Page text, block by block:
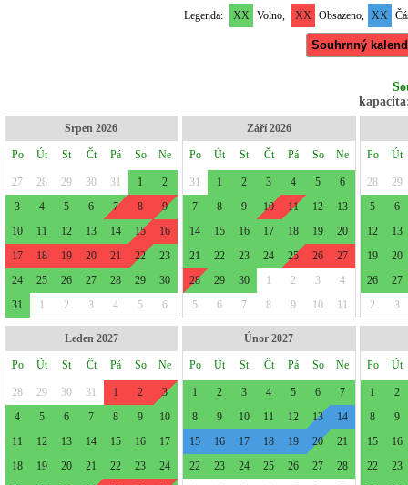
Legenda: XX Volno, XX Obsazeno, XX
Souhrnný
Srpen 2026
Po Út St Čt Pá So Ne
27 28 29 30 31 1
2
3
4 5 6 7 8
9
10
11 12 13 14 15
16
17
18 19 20 21 22
23
24
25 26 27 28 29
30
31
1 2 3 4 5 6
Září 2026
Po Út St Čt Pá So Ne
31 1 2 3 4 5
6
7
8 9 10 11 12
13
14
15 16 17 18 19
20
21
22 23 24 25 26
27
28
29 30 1 2 3
4
5
6 7 8 9 10 11
Po Út
28
29
5
6
12
13
19
20
26
27
2
3
Leden 2027
Po Út St Čt Pá So Ne
28 29 30 31 1 2
3
4
5 6 7 8 9
10
11
12 13 14 15 16
17
18
19 20 21 22 23
24
Únor 2027
Po Út St Čt Pá So Ne
1 2 3 4 5 6
7
8
9 10 11 12 13
14
15
16 17 18 19 20
21
22
23 24 25 26 27
28
Po Út
1
2
8
9
15
16
22
23